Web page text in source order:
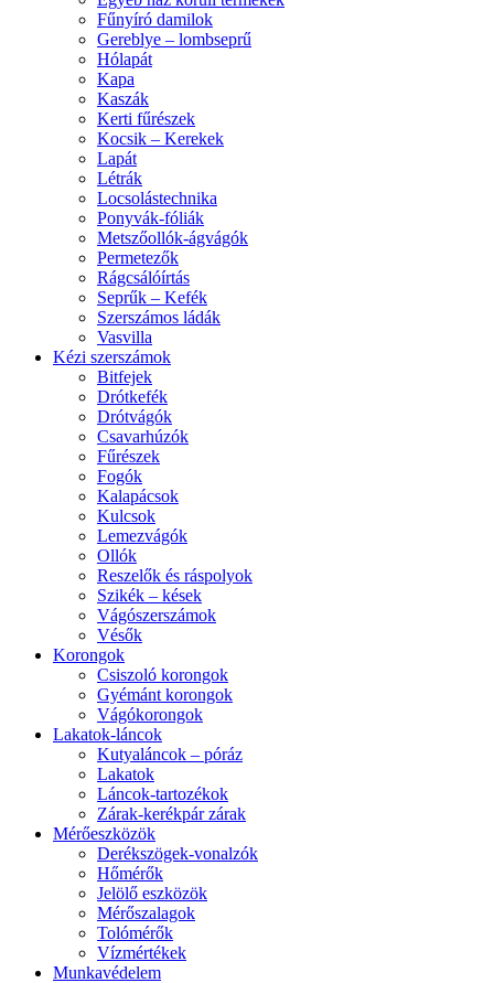
Fűnyíró damilok
Gereblye – lombseprű
Hólapát
Kapa
Kaszák
Kerti fűrészek
Kocsik – Kerekek
Lapát
Létrák
Locsolástechnika
Ponyvák-fóliák
Metszőollók-ágvágók
Permetezők
Rágcsálóírtás
Seprűk – Kefék
Szerszámos ládák
Vasvilla
Kézi szerszámok
Bitfejek
Drótkefék
Drótvágók
Csavarhúzók
Fűrészek
Fogók
Kalapácsok
Kulcsok
Lemezvágók
Ollók
Reszelők és ráspolyok
Szikék – kések
Vágószerszámok
Vésők
Korongok
Csiszoló korongok
Gyémánt korongok
Vágókorongok
Lakatok-láncok
Kutyaláncok – póráz
Lakatok
Láncok-tartozékok
Zárak-kerékpár zárak
Mérőeszközök
Derékszögek-vonalzók
Hőmérők
Jelölő eszközök
Mérőszalagok
Tolómérők
Vízmértékek
Munkavédelem